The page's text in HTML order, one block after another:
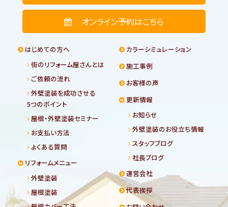
オンライン予約はこちら
はじめての方へ
街のリフォーム屋さんとは
ご依頼の流れ
外壁塗装を成功させる
5つのポイント
屋根・外壁塗装セミナー
お支払い方法
よくある質問
リフォームメニュー
外壁塗装
屋根塗装
カラーシミュレーション
施工事例
お客様の声
更新情報
お知らせ
外壁塗装のお役立ち情報
スタッフブログ
社長ブログ
運営会社
代表挨拶